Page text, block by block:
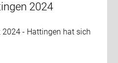
2024
2024 - Hattingen hat sich